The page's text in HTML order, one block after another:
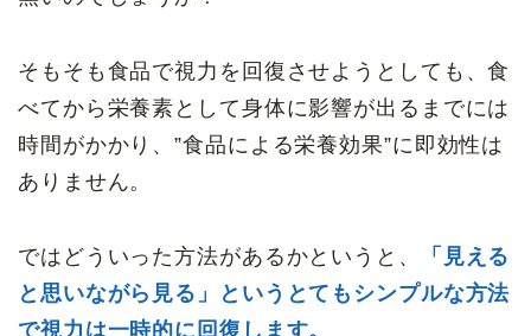
そもそも食品で視力を回復させようとしても、食
べてから栄養素として身体に影響が出るまでには
時間がかかり、”食品による栄養効果”に即効性は
ありません。
ではどういった方法があるかというと、
「見える
と思いながら見る」というとてもシンプルな方法
で視力は一時的に回復します。